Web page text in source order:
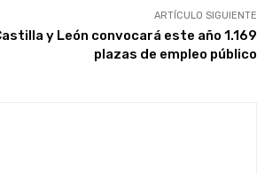
ARTÍCULO SIGUIENTE
y León convocará este año 1.169
plazas de empleo público